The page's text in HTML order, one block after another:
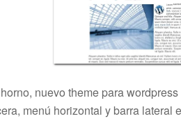
nuevo theme para
menú horizontal y barra lateral